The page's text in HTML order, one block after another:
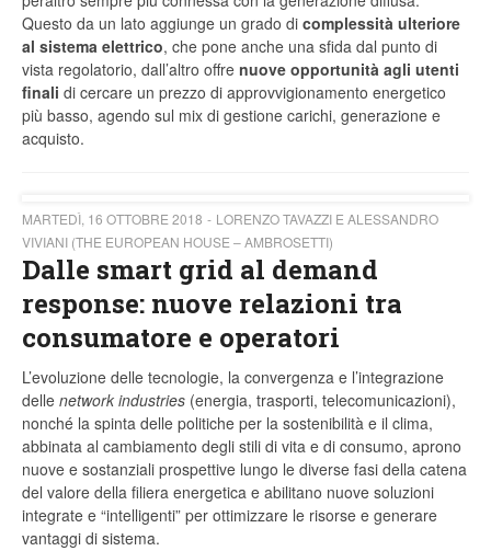
Questo da un lato aggiunge un grado di complessità ulteriore
al sistema elettrico, che pone anche una sfida dal punto di
vista regolatorio, dall’altro offre nuove opportunità agli utenti
finali di cercare un prezzo di approvvigionamento energetico
più basso, agendo sul mix di gestione carichi, generazione e
acquisto.
MARTEDÌ, 16 OTTOBRE 2018
LORENZO TAVAZZI E ALESSANDRO
VIVIANI (THE EUROPEAN HOUSE – AMBROSETTI)
Dalle smart grid al demand
response: nuove relazioni tra
consumatore e operatori
L’evoluzione delle tecnologie, la convergenza e l’integrazione
delle network industries (energia, trasporti, telecomunicazioni),
nonché la spinta delle politiche per la sostenibilità e il clima,
abbinata al cambiamento degli stili di vita e di consumo, aprono
nuove e sostanziali prospettive lungo le diverse fasi della catena
del valore della filiera energetica e abilitano nuove soluzioni
integrate e “intelligenti” per ottimizzare le risorse e generare
vantaggi di sistema.